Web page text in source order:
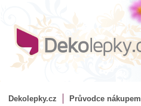
Dekolepky.cz Průvodce nákupem